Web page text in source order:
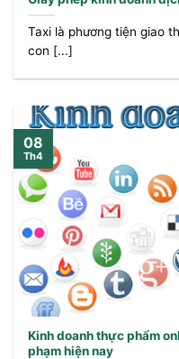
Taxi là phương tiện giao
con [...]
Kinh doanh thực phẩm
phạm hiện nay
08
Th4